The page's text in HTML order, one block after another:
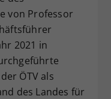
von Professor
2021 in
ÖTV als
des Landes für